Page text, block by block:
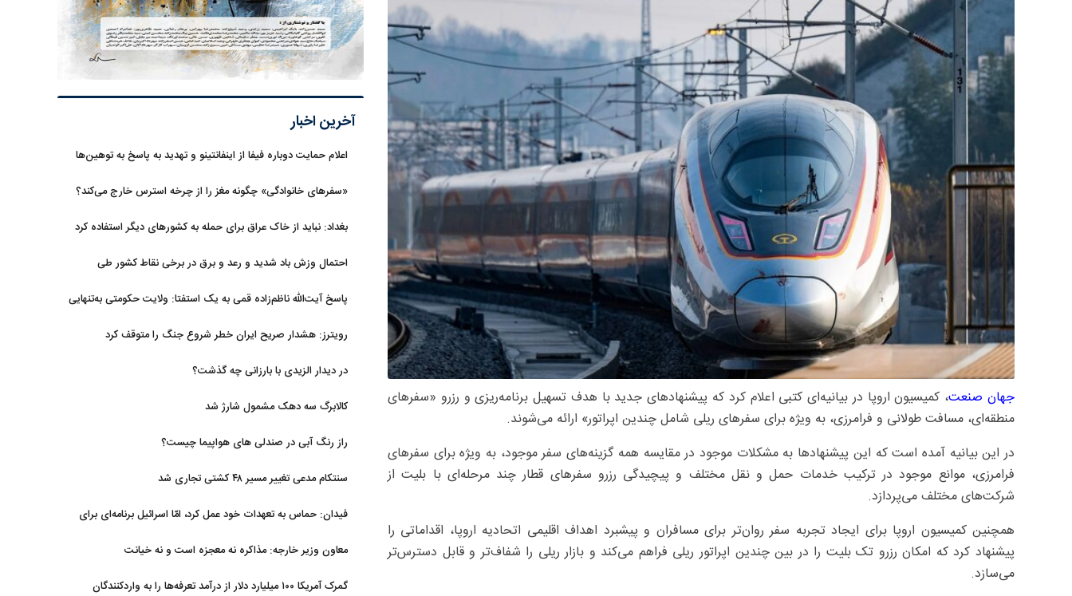
جهان صنعت، کمیسیون اروپا در بیانیه‌ای کتبی اعلام کرد که پیشنهادهای جدید با هدف تسهیل برنامه‌ریزی و رزرو «سفرهای
منطقه‌ای، مسافت طولانی و فرامرزی، به ویژه برای سفرهای ریلی شامل چندین اپراتور» ارائه می‌شوند.
در این بیانیه آمده است که این پیشنهادها به مشکلات موجود در مقایسه همه گزینه‌های سفر موجود، به ویژه برای سفرهای
فرامرزی، موانع موجود در ترکیب خدمات حمل و نقل مختلف و پیچیدگی رزرو سفرهای قطار چند مرحله‌ای با بلیت از
شرکت‌های مختلف می‌پردازد.
همچنین کمیسیون اروپا برای ایجاد تجربه سفر روان‌تر برای مسافران و پیشبرد اهداف اقلیمی اتحادیه اروپا، اقداماتی را
پیشنهاد کرد که امکان رزرو تک بلیت را در بین چندین اپراتور ریلی فراهم می‌کند و بازار ریلی را شفاف‌تر و قابل دسترس‌تر
می‌سازد.
آخرین اخبار
اعلام حمایت دوباره فیفا از اینفانتینو و تهدید به پاسخ به توهین‌ها
«سفرهای خانوادگی» چگونه مغز را از چرخه استرس خارج می‌کند؟
بغداد: نباید از خاک عراق برای حمله به کشورهای دیگر استفاده کرد
احتمال وزش باد شدید و رعد و برق در برخی نقاط کشور طی
روزهای آتی
پاسخ آیت‌الله ناظم‌زاده قمی به یک استفتا: ولایت حکومتی به‌تنهایی
رویترز: هشدار صریح ایران خطر شروع جنگ را متوقف کرد
در دیدار الزیدی با بارزانی چه گذشت؟
کالابرگ سه دهک مشمول شارژ شد
راز رنگ آبی در صندلی های هواپیما چیست؟
سنتکام مدعی تغییر مسیر ۴۸ کشتی تجاری شد
فیدان: حماس به تعهدات خود عمل کرد، امّا اسرائیل برنامه‌ای برای
معاون وزیر خارجه: مذاکره نه معجزه است و نه خیانت
گمرک آمریکا ۱۰۰ میلیارد دلار از درآمد تعرفه‌ها را به واردکنندگان